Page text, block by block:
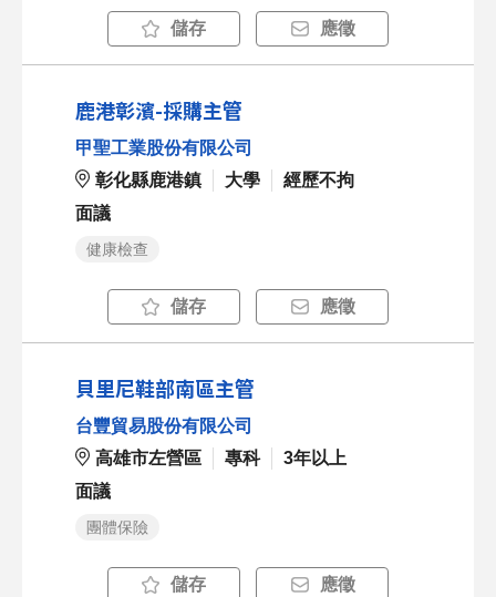
儲存 應徵
鹿港彰濱-採購主管
甲聖工業股份有限公司
彰化縣鹿港鎮
大學
經歷不拘
面議
健康檢查
儲存 應徵
貝里尼鞋部南區主管
台豐貿易股份有限公司
高雄市左營區
專科
3年以上
面議
團體保險
儲存 應徵